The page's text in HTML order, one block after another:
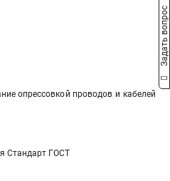
опрессовкой проводов и кабелей
Стандарт ГОСТ
Задать вопрос